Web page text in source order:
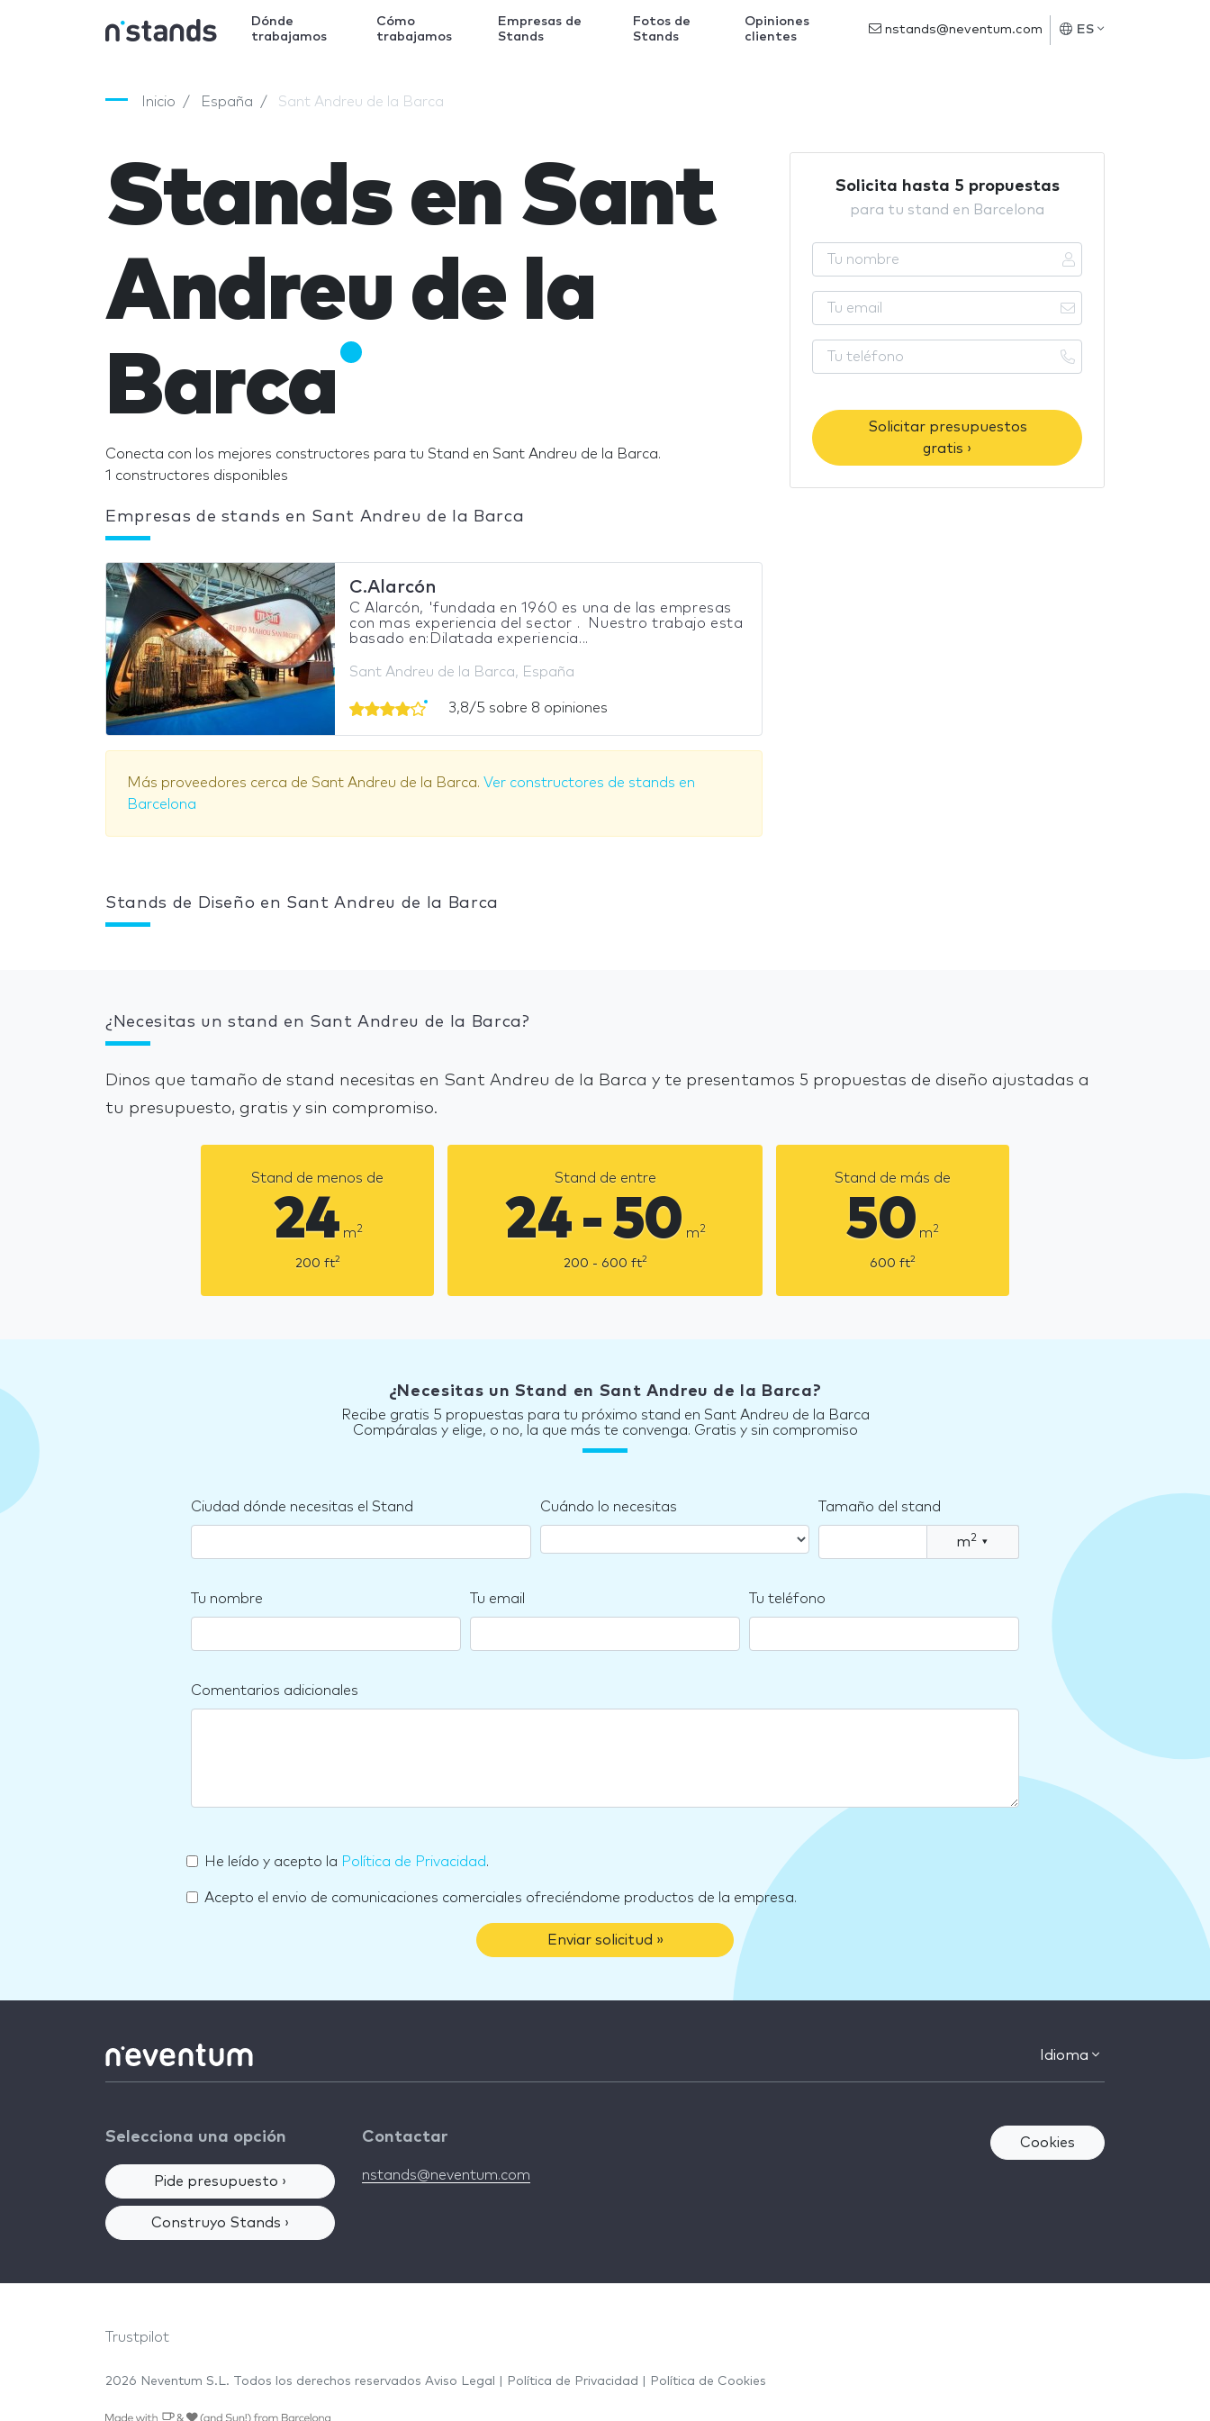
Dónde
trabajamos
Cómo
trabajamos
Empresas de
Stands
Fotos de
Stands
Opiniones
clientes
nstands@neventum.com ES
Inicio España Sant Andreu de la Barca
Stands en Sant
Andreu de la
Barca
Conecta con los mejores constructores para tu Stand en Sant Andreu de la Barca.
1 constructores disponibles
Empresas de stands en Sant Andreu de la Barca
C.Alarcón
C Alarcón, 'fundada en 1960 es una de las empresas
con mas experiencia del sector . Nuestro trabajo esta
basado en:Dilatada experiencia...
Sant Andreu de la Barca, España
3,8/5 sobre 8 opiniones
Más proveedores cerca de Sant Andreu de la Barca. Ver constructores de stands en
Barcelona
Solicita hasta 5 propuestas
para tu stand en Barcelona
Solicitar presupuestos
gratis ›
Stands de Diseño en Sant Andreu de la Barca
¿Necesitas un stand en Sant Andreu de la Barca?
Dinos que tamaño de stand necesitas en Sant Andreu de la Barca y te presentamos 5 propuestas de diseño ajustadas a
tu presupuesto, gratis y sin compromiso.
Stand de menos de
24 m2
200 ft2
Stand de entre
24 - 50 m2
200 - 600 ft2
Stand de más de
50 m2
600 ft2
¿Necesitas un Stand en Sant Andreu de la Barca?
Recibe gratis 5 propuestas para tu próximo stand en Sant Andreu de la Barca
Compáralas y elige, o no, la que más te convenga. Gratis y sin compromiso
Ciudad dónde necesitas el Stand Cuándo lo necesitas Tamaño del stand
m2 ▾
Tu nombre Tu email Tu teléfono
Comentarios adicionales
He leído y acepto la Política de Privacidad.
Acepto el envio de comunicaciones comerciales ofreciéndome productos de la empresa.
Enviar solicitud »
Idioma
Selecciona una opción
Pide presupuesto ›
Construyo Stands ›
Contactar
nstands@neventum.com
Cookies
Trustpilot
2026 Neventum S.L. Todos los derechos reservados Aviso Legal Política de Privacidad Política de Cookies